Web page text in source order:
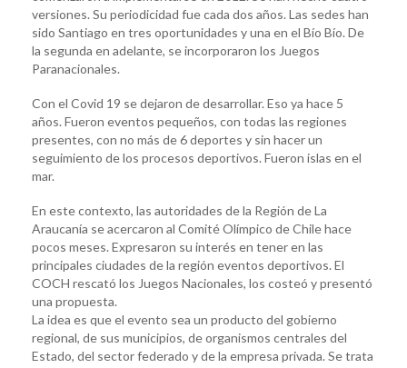
versiones. Su periodicidad fue cada dos años. Las sedes han
sido Santiago en tres oportunidades y una en el Bío Bío. De
la segunda en adelante, se incorporaron los Juegos
Paranacionales.
Con el Covid 19 se dejaron de desarrollar. Eso ya hace 5
años. Fueron eventos pequeños, con todas las regiones
presentes, con no más de 6 deportes y sin hacer un
seguimiento de los procesos deportivos. Fueron islas en el
mar.
En este contexto, las autoridades de la Región de La
Araucanía se acercaron al Comité Olímpico de Chile hace
pocos meses. Expresaron su interés en tener en las
principales ciudades de la región eventos deportivos. El
COCH rescató los Juegos Nacionales, los costeó y presentó
una propuesta.
La idea es que el evento sea un producto del gobierno
regional, de sus municipios, de organismos centrales del
Estado, del sector federado y de la empresa privada. Se trata